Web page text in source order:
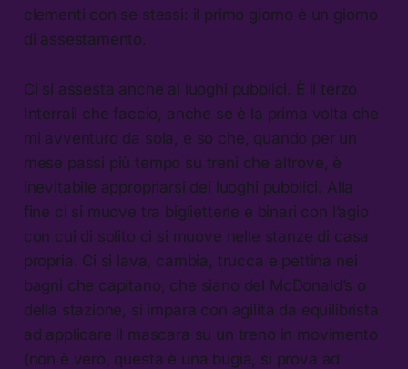
clementi con se stessi: il primo giorno è un giorno
di assestamento.
Ci si assesta anche ai luoghi pubblici. È il terzo
Interrail che faccio, anche se è la prima volta che
mi avventuro da sola, e so che, quando per un
mese passi più tempo su treni che altrove, è
inevitabile appropriarsi dei luoghi pubblici. Alla
fine ci si muove tra biglietterie e binari con l’agio
con cui di solito ci si muove nelle stanze di casa
propria. Ci si lava, cambia, trucca e pettina nei
bagni che capitano, che siano del McDonald’s o
della stazione, si impara con agilità da equilibrista
ad applicare il mascara su un treno in movimento
(non è vero, questa è una bugia, si prova ad